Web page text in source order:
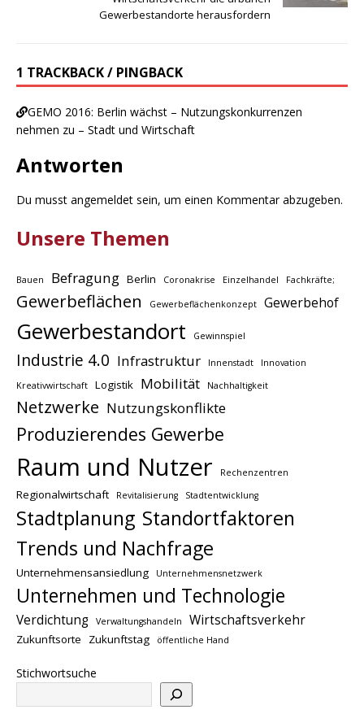
Gewerbestandorte herausfordern
1 TRACKBACK / PINGBACK
GEMO 2016: Berlin wächst – Nutzungskonkurrenzen
nehmen zu – Stadt und Wirtschaft
Antworten
Du musst angemeldet sein, um einen Kommentar abzugeben.
Unsere Themen
Bauen Befragung Berlin Coronakrise Einzelhandel Fachkräfte;
Gewerbeflächen Gewerbeflächenkonzept Gewerbehof
Gewerbestandort Gewinnspiel
Industrie 4.0 Infrastruktur Innenstadt
Innovation
Kreativwirtschaft
Logistik Mobilität Nachhaltigkeit
Netzwerke Nutzungskonflikte
Produzierendes Gewerbe
Raum und Nutzer Rechenzentren
Regionalwirtschaft Revitalisierung Stadtentwicklung
Stadtplanung Standortfaktoren
Trends und Nachfrage
Unternehmensansiedlung Unternehmensnetzwerk
Unternehmen und Technologie
Verdichtung Verwaltungshandeln Wirtschaftsverkehr
Zukunftsorte Zukunftstag öffentliche Hand
Stichwortsuche